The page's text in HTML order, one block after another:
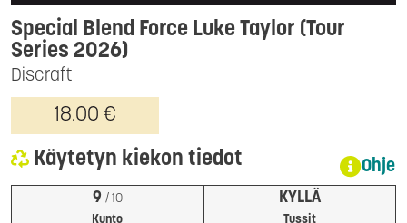
Discraft
Special Blend Force Luke Taylor (Tour
Series 2026)
18.00 €
Käytetyn kiekon tiedot Ohje
Kunto
9 / 10
Tussit
KYLLÄ